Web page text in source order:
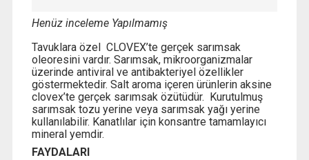
Henüz inceleme Yapılmamış
Tavuklara özel CLOVEX’te gerçek sarımsak
oleoresini vardır. Sarımsak, mikroorganizmalar
üzerinde antiviral ve antibakteriyel özellikler
göstermektedir. Salt aroma içeren ürünlerin aksine
clovex’te gerçek sarımsak özütüdür. Kurutulmuş
sarımsak tozu yerine veya sarımsak yağı yerine
kullanılabilir. Kanatlılar için konsantre tamamlayıcı
mineral yemdir.
FAYDALARI